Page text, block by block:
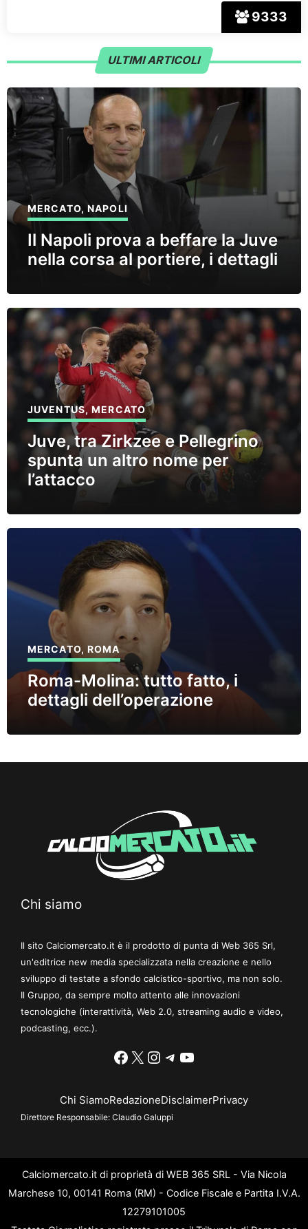
9333
ULTIMI ARTICOLI
MERCATO, NAPOLI
Il Napoli prova a beffare la Juve
nella corsa al portiere, i dettagli
JUVENTUS,MERCATO
Juve, tra Zirkzee e Pellegrino
spunta un altro nome per
l’attacco
MERCATO, ROMA
Roma-Molina: tutto fatto, i
dettagli dell’operazione
Chi siamo
Il sito Calciomercato.it è il prodotto di punta di Web 365 Srl,
un'editrice new media specializzata nella creazione e nello
sviluppo di testate a sfondo calcistico-sportivo, ma non solo.
Il Gruppo, da sempre molto attento alle innovazioni
tecnologiche (interattività, Web 2.0, streaming audio e video,
podcasting, ecc.).
Facebook
X Instagram
Telegram
YouTube
Chi SiamoRedazioneDisclaimerPrivacy
Direttore Responsabile: Claudio Galuppi
Calciomercato.it di proprietà di WEB 365 SRL - Via Nicola
Marchese 10, 00141 Roma (RM) - Codice Fiscale e Partita I.V.A.
12279101005